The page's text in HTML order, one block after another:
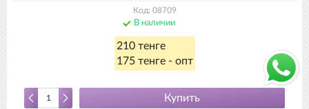
Код: 08709
В наличии
210 тенге
175 тенге - опт
Купить